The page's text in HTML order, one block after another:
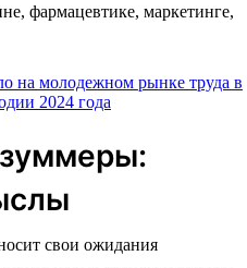
фармацевтике, маркетинге,
свои ожидания